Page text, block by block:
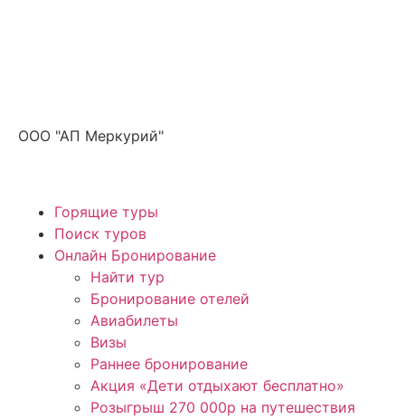
ООО "АП Меркурий"
Горящие туры
Поиск туров
Онлайн Бронирование
Найти тур
Бронирование отелей
Авиабилеты
Визы
Раннее бронирование
Акция «Дети отдыхают бесплатно»
Розыгрыш 270 000р на путешествия